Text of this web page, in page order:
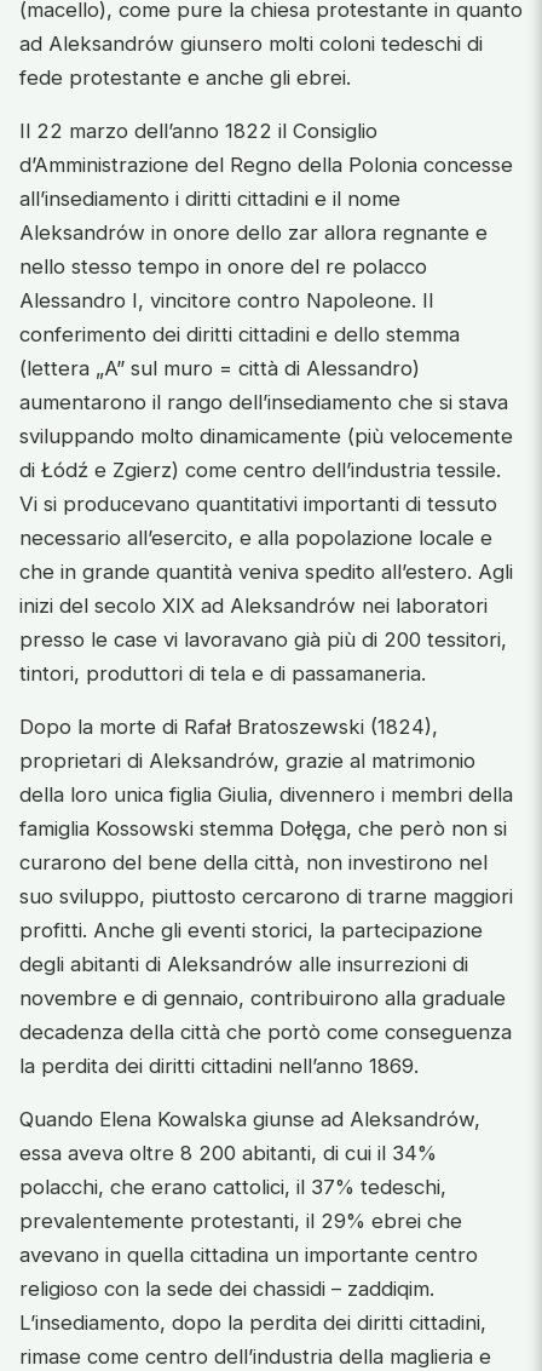
(macello), come pure la chiesa protestante in quanto
ad Aleksandrów giunsero molti coloni tedeschi di
fede protestante e anche gli ebrei.
Il 22 marzo dell’anno 1822 il Consiglio
d’Amministrazione del Regno della Polonia concesse
all’insediamento i diritti cittadini e il nome
Aleksandrów in onore dello zar allora regnante e
nello stesso tempo in onore del re polacco
Alessandro I, vincitore contro Napoleone. Il
conferimento dei diritti cittadini e dello stemma
(lettera „A” sul muro = città di Alessandro)
aumentarono il rango dell’insediamento che si stava
sviluppando molto dinamicamente (più velocemente
di Łódź e Zgierz) come centro dell’industria tessile.
Vi si producevano quantitativi importanti di tessuto
necessario all’esercito, e alla popolazione locale e
che in grande quantità veniva spedito all’estero. Agli
inizi del secolo XIX ad Aleksandrów nei laboratori
presso le case vi lavoravano già più di 200 tessitori,
tintori, produttori di tela e di passamaneria.
Dopo la morte di Rafał Bratoszewski (1824),
proprietari di Aleksandrów, grazie al matrimonio
della loro unica figlia Giulia, divennero i membri della
famiglia Kossowski stemma Dołęga, che però non si
curarono del bene della città, non investirono nel
suo sviluppo, piuttosto cercarono di trarne maggiori
profitti. Anche gli eventi storici, la partecipazione
degli abitanti di Aleksandrów alle insurrezioni di
novembre e di gennaio, contribuirono alla graduale
decadenza della città che portò come conseguenza
la perdita dei diritti cittadini nell’anno 1869.
Quando Elena Kowalska giunse ad Aleksandrów,
essa aveva oltre 8 200 abitanti, di cui il 34%
polacchi, che erano cattolici, il 37% tedeschi,
prevalentemente protestanti, il 29% ebrei che
avevano in quella cittadina un importante centro
religioso con la sede dei chassidi – zaddiqim.
L’insediamento, dopo la perdita dei diritti cittadini,
rimase come centro dell’industria della maglieria e